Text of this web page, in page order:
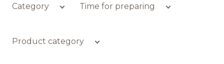
Category Time for preparing
Product category